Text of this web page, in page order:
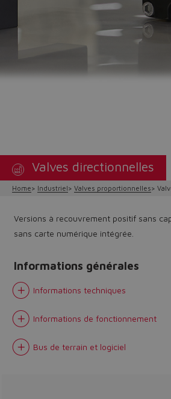
Valves directionnelles
Home Industriel Valves proportionnelles
Versions à recouvrement positif sans
sans carte numérique intégrée.
Informations générales
Informations techniques
Informations de fonctionnement
Bus de terrain et logiciel